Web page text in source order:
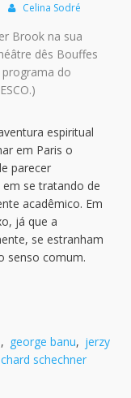
Celina Sodré
Brook na sua
dês Bouffes
do
espiritual
em Paris o
parecer
se tratando de
acadêmico. Em
já que a
se estranham
senso comum.
, george banu, jerzy
schechner